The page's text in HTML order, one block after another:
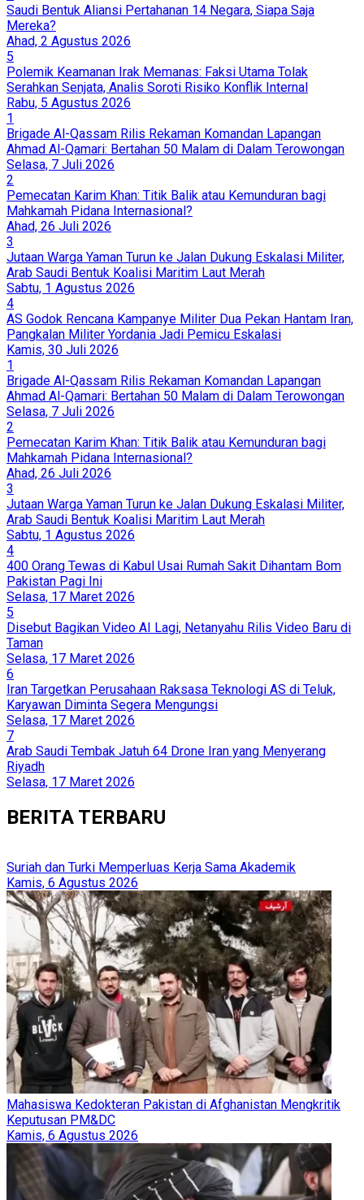
Saudi Bentuk Aliansi Pertahanan 14 Negara, Siapa Saja
Mereka?
Ahad, 2 Agustus 2026
5
Polemik Keamanan Irak Memanas: Faksi Utama Tolak
Serahkan Senjata, Analis Soroti Risiko Konflik Internal
Rabu, 5 Agustus 2026
1
Brigade Al-Qassam Rilis Rekaman Komandan Lapangan
Ahmad Al-Qamari: Bertahan 50 Malam di Dalam Terowongan
Selasa, 7 Juli 2026
2
Pemecatan Karim Khan: Titik Balik atau Kemunduran bagi
Mahkamah Pidana Internasional?
Ahad, 26 Juli 2026
3
Jutaan Warga Yaman Turun ke Jalan Dukung Eskalasi Militer,
Arab Saudi Bentuk Koalisi Maritim Laut Merah
Sabtu, 1 Agustus 2026
4
AS Godok Rencana Kampanye Militer Dua Pekan Hantam Iran,
Pangkalan Militer Yordania Jadi Pemicu Eskalasi
Kamis, 30 Juli 2026
1
Brigade Al-Qassam Rilis Rekaman Komandan Lapangan
Ahmad Al-Qamari: Bertahan 50 Malam di Dalam Terowongan
Selasa, 7 Juli 2026
2
Pemecatan Karim Khan: Titik Balik atau Kemunduran bagi
Mahkamah Pidana Internasional?
Ahad, 26 Juli 2026
3
Jutaan Warga Yaman Turun ke Jalan Dukung Eskalasi Militer,
Arab Saudi Bentuk Koalisi Maritim Laut Merah
Sabtu, 1 Agustus 2026
4
400 Orang Tewas di Kabul Usai Rumah Sakit Dihantam Bom
Pakistan Pagi Ini
Selasa, 17 Maret 2026
5
Disebut Bagikan Video AI Lagi, Netanyahu Rilis Video Baru di
Taman
Selasa, 17 Maret 2026
6
Iran Targetkan Perusahaan Raksasa Teknologi AS di Teluk,
Karyawan Diminta Segera Mengungsi
Selasa, 17 Maret 2026
7
Arab Saudi Tembak Jatuh 64 Drone Iran yang Menyerang
Riyadh
Selasa, 17 Maret 2026
BERITA TERBARU
Suriah dan Turki Memperluas Kerja Sama Akademik
Kamis, 6 Agustus 2026
Mahasiswa Kedokteran Pakistan di Afghanistan Mengkritik
Keputusan PM&DC
Kamis, 6 Agustus 2026